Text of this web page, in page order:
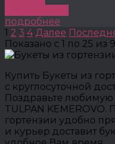
подробнее
1 2 3 4 Далее
Показано с 1 по 25 из
Купить Букеты из
с круглосуточной
Поздравьте любимую
TULPAN KEMEROVO.
гортензии удобно
и курьер доставит